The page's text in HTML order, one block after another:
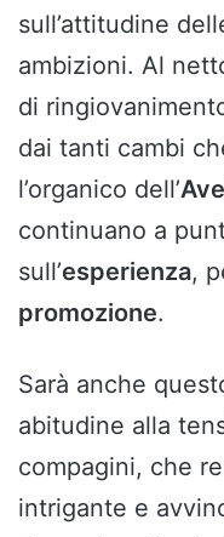
sull’attitudine
ambizioni. Al
di
dai tanti cambi
l’organico dell’
continuano a
sull’esperienza,
promozione.
Sarà anche
abitudine alla
compagini, che
intrigante e